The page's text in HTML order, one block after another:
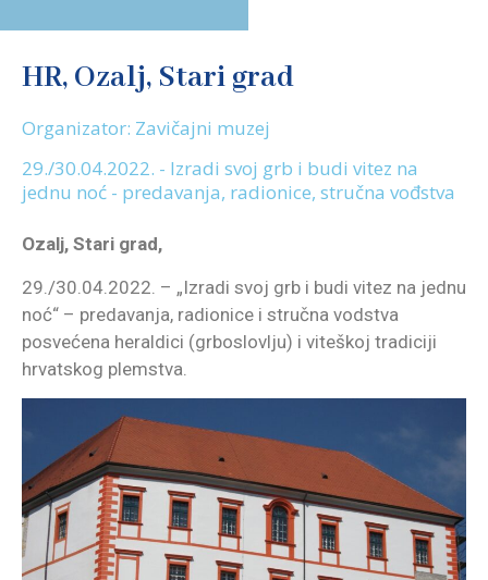
HR, Ozalj, Stari grad
Organizator: Zavičajni muzej
29./30.04.2022. - Izradi svoj grb i budi vitez na
jednu noć - predavanja, radionice, stručna vođstva
Ozalj, Stari grad,
29./30.04.2022. – „Izradi svoj grb i budi vitez na jednu
noć“ – predavanja, radionice i stručna vodstva
posvećena heraldici (grboslovlju) i viteškoj tradiciji
hrvatskog plemstva.